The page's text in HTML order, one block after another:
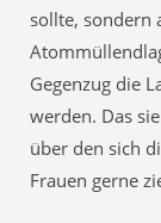
sollte, sondern
Gegenzug die
werden. Das
über den sich
Frauen gerne